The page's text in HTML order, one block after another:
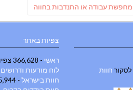
פוסט
מחפשת עבודה או התנדבות בחווה
צפיות באתר
ראשי - 366,628 צפיות
לוח מודעות ודרושים
חוות בישראל - 35,944 צפיות
לסקור חוות